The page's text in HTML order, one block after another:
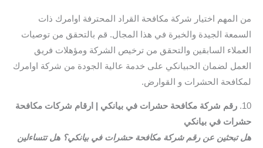
من المهم اختيار شركة مكافحة القراد المحترفة اوامرك ذات
السمعة الجيدة والخبرة في هذا المجال. قم بالتحقق من توصيات
العملاء السابقين والتحقق من ترخيص الشركة ومؤهلات فريق
العمل لضمان الحبيانكي على خدمة عالية الجودة من شركة اوامرك
لمكافحة الحشرات و القوارض.
10. رقم شركة مكافحة حشرات في بيانكي | ارقام شركات مكافحة
حشرات في بيانكي
هل تبحثين عن رقم شركة مكافحة حشرات في بيانكي؟ هل تتساءلين